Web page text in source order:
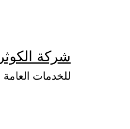
شركة الكوثر
للخدمات